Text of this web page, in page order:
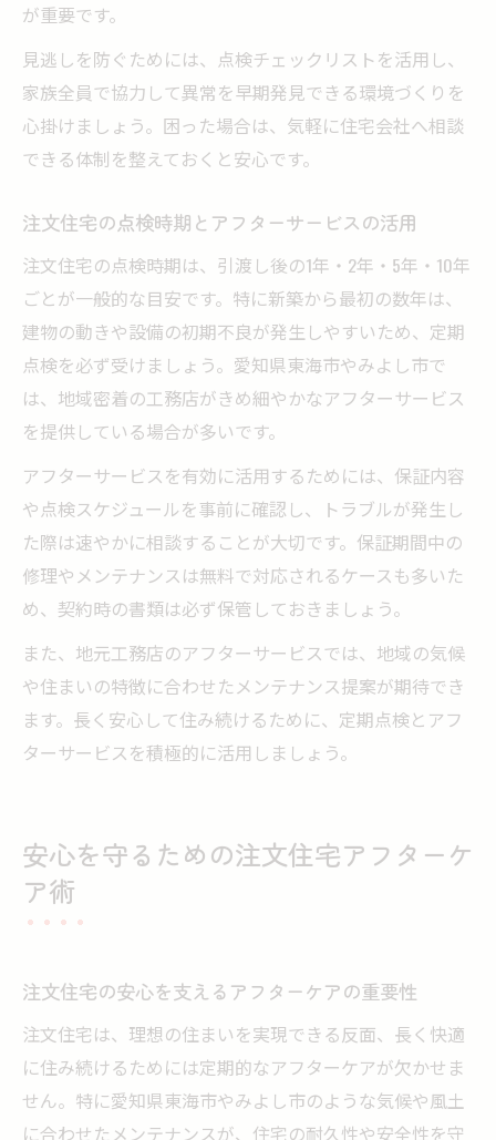
が重要です。
見逃しを防ぐためには、点検チェックリストを活用し、
家族全員で協力して異常を早期発見できる環境づくりを
心掛けましょう。困った場合は、気軽に住宅会社へ相談
できる体制を整えておくと安心です。
注文住宅の点検時期とアフターサービスの活用
注文住宅の点検時期は、引渡し後の1年・2年・5年・10年
ごとが一般的な目安です。特に新築から最初の数年は、
建物の動きや設備の初期不良が発生しやすいため、定期
点検を必ず受けましょう。愛知県東海市やみよし市で
は、地域密着の工務店がきめ細やかなアフターサービス
を提供している場合が多いです。
アフターサービスを有効に活用するためには、保証内容
や点検スケジュールを事前に確認し、トラブルが発生し
た際は速やかに相談することが大切です。保証期間中の
修理やメンテナンスは無料で対応されるケースも多いた
め、契約時の書類は必ず保管しておきましょう。
また、地元工務店のアフターサービスでは、地域の気候
や住まいの特徴に合わせたメンテナンス提案が期待でき
ます。長く安心して住み続けるために、定期点検とアフ
ターサービスを積極的に活用しましょう。
安心を守るための注文住宅アフターケ
ア術
注文住宅の安心を支えるアフターケアの重要性
注文住宅は、理想の住まいを実現できる反面、長く快適
に住み続けるためには定期的なアフターケアが欠かせま
せん。特に愛知県東海市やみよし市のような気候や風土
に合わせたメンテナンスが、住宅の耐久性や安全性を守